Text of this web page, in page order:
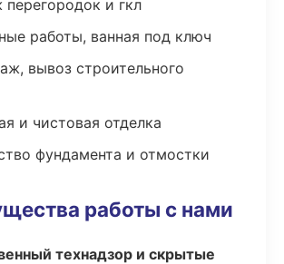
и гкл
работы, ванная под ключ
вывоз строительного
и чистовая отделка
фундамента и отмостки
работы с нами
технадзор и скрытые